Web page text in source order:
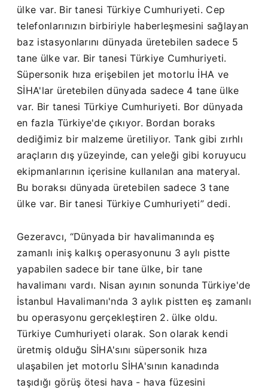
ülke var. Bir tanesi Türkiye Cumhuriyeti. Cep
telefonlarınızın birbiriyle haberleşmesini sağlayan
baz istasyonlarını dünyada üretebilen sadece 5
tane ülke var. Bir tanesi Türkiye Cumhuriyeti.
Süpersonik hıza erişebilen jet motorlu İHA ve
SİHA'lar üretebilen dünyada sadece 4 tane ülke
var. Bir tanesi Türkiye Cumhuriyeti. Bor dünyada
en fazla Türkiye'de çıkıyor. Bordan boraks
dediğimiz bir malzeme üretiliyor. Tank gibi zırhlı
araçların dış yüzeyinde, can yeleği gibi koruyucu
ekipmanlarının içerisine kullanılan ana materyal.
Bu boraksı dünyada üretebilen sadece 3 tane
ülke var. Bir tanesi Türkiye Cumhuriyeti” dedi.
Gezeravcı, “Dünyada bir havalimanında eş
zamanlı iniş kalkış operasyonunu 3 aylı pistte
yapabilen sadece bir tane ülke, bir tane
havalimanı vardı. Nisan ayının sonunda Türkiye'de
İstanbul Havalimanı'nda 3 aylık pistten eş zamanlı
bu operasyonu gerçekleştiren 2. ülke oldu.
Türkiye Cumhuriyeti olarak. Son olarak kendi
üretmiş olduğu SİHA'sını süpersonik hıza
ulaşabilen jet motorlu SİHA'sının kanadında
taşıdığı görüş ötesi hava - hava füzesini